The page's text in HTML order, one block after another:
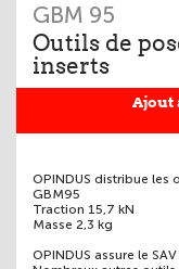
GBM 95
Outils de
inserts
Ajout
OPINDUS distribue les
GBM95
Traction 15,7 kN
Masse 2,3 kg
OPINDUS assure le